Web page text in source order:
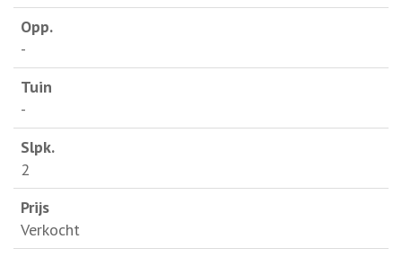
-
-
2
Verkocht